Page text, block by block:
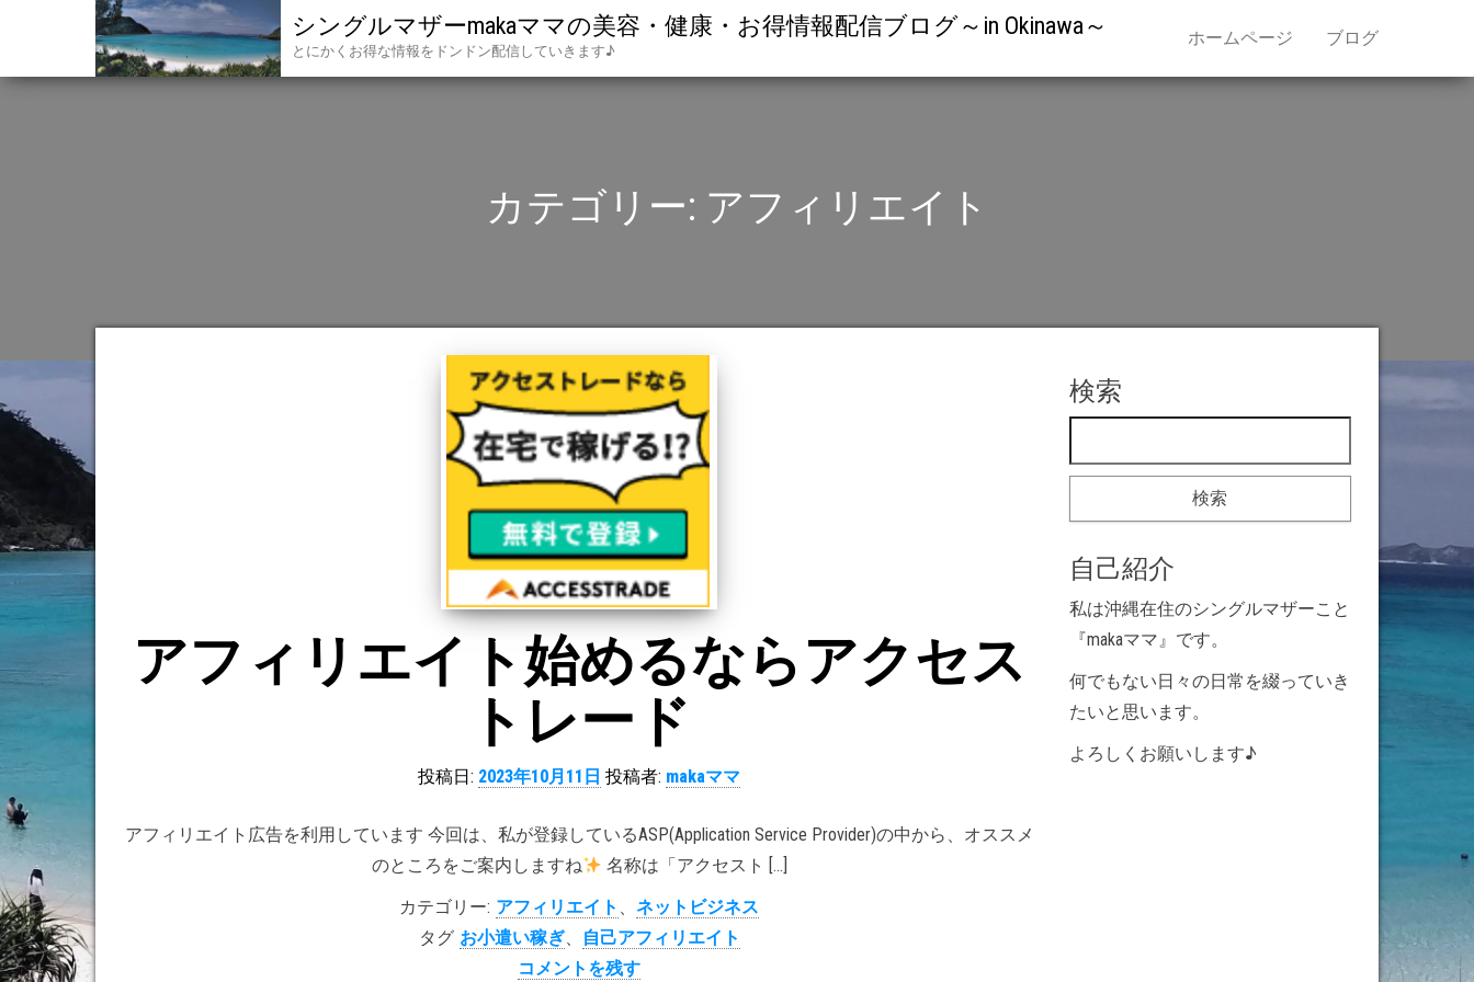
シングルマザーmakaママの美容・健康・お得情報配信ブログ～in Okinawa～
とにかくお得な情報をドンドン配信していきます♪
ホームページ ブログ
カテゴリー: アフィリエイト
アフィリエイト始めるならアクセス
トレード
投稿日: 2023年10月11日 投稿者: makaママ
アフィリエイト広告を利用しています 今回は、私が登録しているASP(Application Service Provider)の中から、オススメ
のところをご案内しますね
名称は「アクセスト […]
カテゴリー: アフィリエイト 、ネットビジネス
タグ お小遣い稼ぎ、
自己アフィリエイト
コメントを残す
検索
自己紹介
私は沖縄在住のシングルマザーこと
『makaママ』です。
何でもない日々の日常を綴っていき
たいと思います。
よろしくお願いします♪